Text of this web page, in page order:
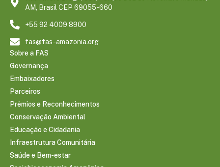
AM, Brasil CEP 69055-660
+55 92 4009 8900
fas@fas-amazonia.org
Sobre a FAS
Governança
Embaixadores
Parceiros
Prêmios e Reconhecimentos
Conservação Ambiental
Educação e Cidadania
Infraestrutura Comunitária
Saúde e Bem-estar